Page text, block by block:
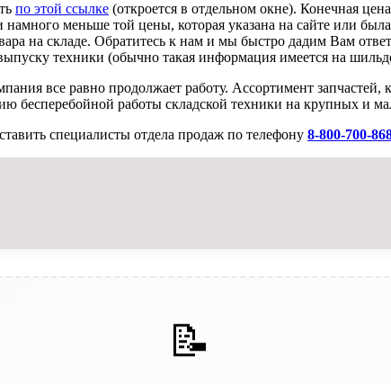
по этой ссылке (откроется в отдельном окне). Конечная
меньше той цены, которая указана на сайте или
на складе. Обратитесь к нам и мы быстро дадим Вам
техники (обычно такая информация имеется на
все равно продолжает работу. Ассортимент
бесперебойной работы складской техники на крупных и
специалисты отдела продаж по телефону 8-800-700-
📝